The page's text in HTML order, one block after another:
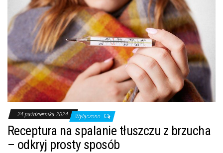
24 października 2024 Wyłączono
Receptura na spalanie tłuszczu z brzucha
– odkryj prosty sposób